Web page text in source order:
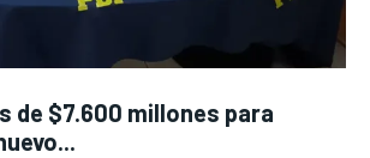
de $7.600 millones para